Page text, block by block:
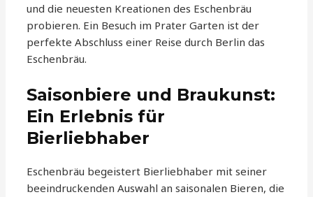
und die neuesten Kreationen des Eschenbräu
probieren. Ein Besuch im Prater Garten ist der
perfekte Abschluss einer Reise durch Berlin das
Eschenbräu.
Saisonbiere und Braukunst:
Ein Erlebnis für
Bierliebhaber
Eschenbräu begeistert Bierliebhaber mit seiner
beeindruckenden Auswahl an saisonalen Bieren, die